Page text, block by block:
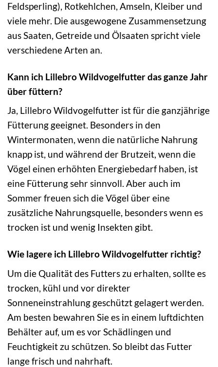
Feldsperling), Rotkehlchen, Amseln, Kleiber und
viele mehr. Die ausgewogene Zusammensetzung
aus Saaten, Getreide und Ölsaaten spricht viele
verschiedene Arten an.
Kann ich Lillebro Wildvogelfutter das ganze Jahr
über füttern?
Ja, Lillebro Wildvogelfutter ist für die ganzjährige
Fütterung geeignet. Besonders in den
Wintermonaten, wenn die natürliche Nahrung
knapp ist, und während der Brutzeit, wenn die
Vögel einen erhöhten Energiebedarf haben, ist
eine Fütterung sehr sinnvoll. Aber auch im
Sommer freuen sich die Vögel über eine
zusätzliche Nahrungsquelle, besonders wenn es
trocken ist und wenig Insekten gibt.
Wie lagere ich Lillebro Wildvogelfutter richtig?
Um die Qualität des Futters zu erhalten, sollte es
trocken, kühl und vor direkter
Sonneneinstrahlung geschützt gelagert werden.
Am besten bewahren Sie es in einem luftdichten
Behälter auf, um es vor Schädlingen und
Feuchtigkeit zu schützen. So bleibt das Futter
lange frisch und nahrhaft.